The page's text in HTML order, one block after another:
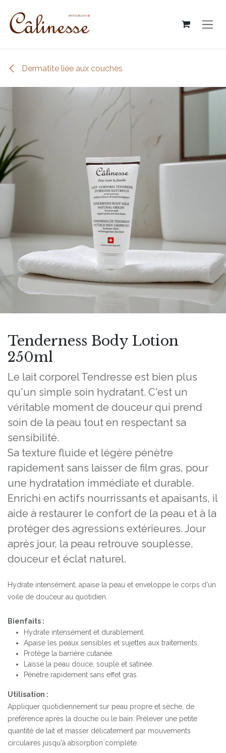
Dermatite liée aux couches
Tenderness Body Lotion
250ml
Le lait corporel Tendresse est bien plus
qu'un simple soin hydratant. C'est un
véritable moment de douceur qui prend
soin de la peau tout en respectant sa
sensibilité.
Sa texture fluide et légère pénètre
rapidement sans laisser de film gras, pour
une hydratation immédiate et durable.
Enrichi en actifs nourrissants et apaisants, il
aide à restaurer le confort de la peau et à la
protéger des agressions extérieures. Jour
après jour, la peau retrouve souplesse,
douceur et éclat naturel.
Hydrate intensément, apaise la peau et enveloppe le corps d'un
voile de douceur au quotidien.
Bienfaits :
Hydrate intensément et durablement.
Apaise les peaux sensibles et sujettes aux traitements.
Protège la barrière cutanée.
Laisse la peau douce, souple et satinée.
Pénètre rapidement sans effet gras.
Utilisation :
Appliquer quotidiennement sur peau propre et sèche, de
préférence après la douche ou le bain. Prélever une petite
quantité de lait et masser délicatement par mouvements
circulaires jusqu'à absorption complète.